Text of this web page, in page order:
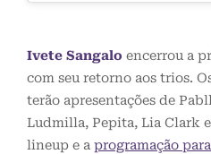
Ivete Sangalo encerrou a
com seu retorno aos trios.
terão apresentações de
Ludmilla, Pepita, Lia Clark
lineup e a programação